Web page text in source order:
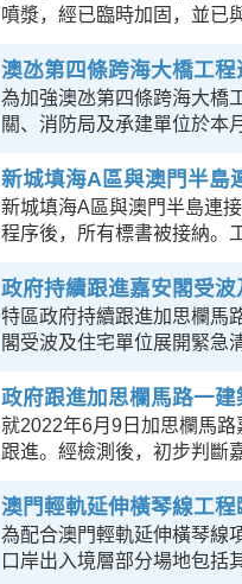
噴漿，經已臨時加固，並已
澳氹第四條跨海大橋工
為加強澳氹第四條跨海大橋
關、消防局及承建單位於本
新城填海A區與澳門半島
新城填海A區與澳門半島連
程序後，所有標書被接納。
政府持續跟進嘉安閣受
特區政府持續跟進加思欄馬
閣受波及住宅單位展開緊急
政府跟進加思欄馬路一建
就2022年6月9日加思欄馬
跟進。經檢測後，初步判斷
澳門輕軌延伸橫琴線工
為配合澳門輕軌延伸橫琴線
口岸出入境層部分場地包括